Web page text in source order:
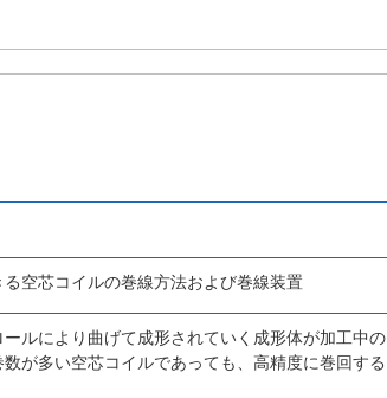
空芯コイルの巻線方法および巻線装置
ルにより曲げて成形されていく成形体が加工中
が多い空芯コイルであっても、高精度に巻回す